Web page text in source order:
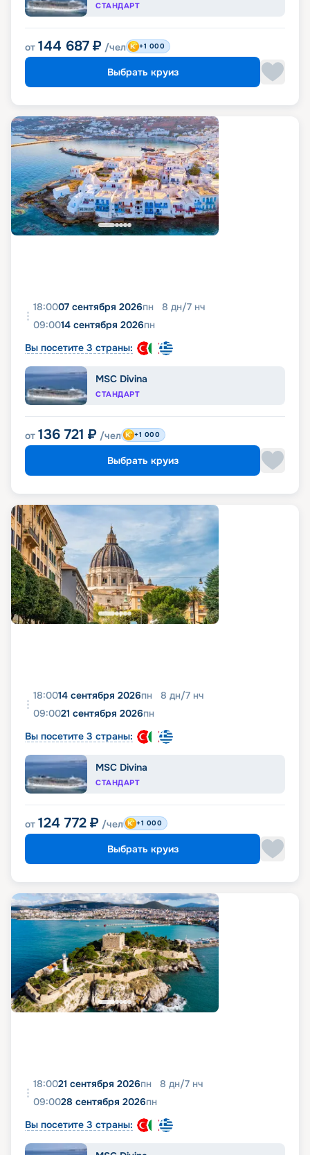
СТАНДАРТ
от 144 687 ₽ /чел +1 000
Выбрать круиз
18:0007 сентября 2026пн 8 дн/7 нч
09:0014 сентября 2026пн
Вы посетите 3 страны:
MSC Divina
СТАНДАРТ
от 136 721 ₽ /чел +1 000
Выбрать круиз
18:0014 сентября 2026пн 8 дн/7 нч
09:0021 сентября 2026пн
Вы посетите 3 страны:
MSC Divina
СТАНДАРТ
от 124 772 ₽ /чел +1 000
Выбрать круиз
18:0021 сентября 2026пн 8 дн/7 нч
09:0028 сентября 2026пн
Вы посетите 3 страны: